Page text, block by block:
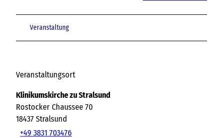
Veranstaltung
Veranstaltungsort
Klinikumskirche zu Stralsund
Rostocker Chaussee 70
18437 Stralsund
+49 3831 703476